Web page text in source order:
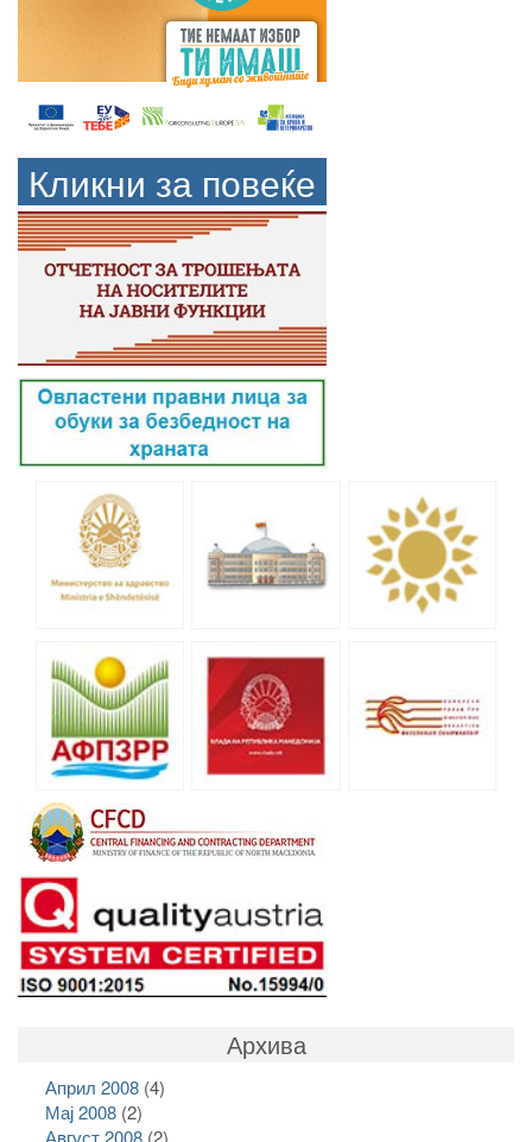
Кликни за повеќе
Архива
Април 2008(4)
Мај 2008(2)
Август 2008(2)